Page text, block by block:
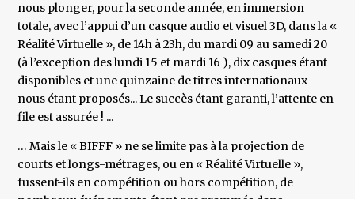
nous plonger, pour la seconde année, en immersion
totale, avec l’appui d’un casque audio et visuel 3D, dans la «
Réalité Virtuelle », de 14h à 23h, du mardi 09 au samedi 20
(à l’exception des lundi 15 et mardi 16 ), dix casques étant
disponibles et une quinzaine de titres internationaux
nous étant proposés... Le succès étant garanti, l’attente en
file est assurée ! ...
… Mais le « BIFFF » ne se limite pas à la projection de
courts et longs-métrages, ou en « Réalité Virtuelle »,
fussent-ils en compétition ou hors compétition, de